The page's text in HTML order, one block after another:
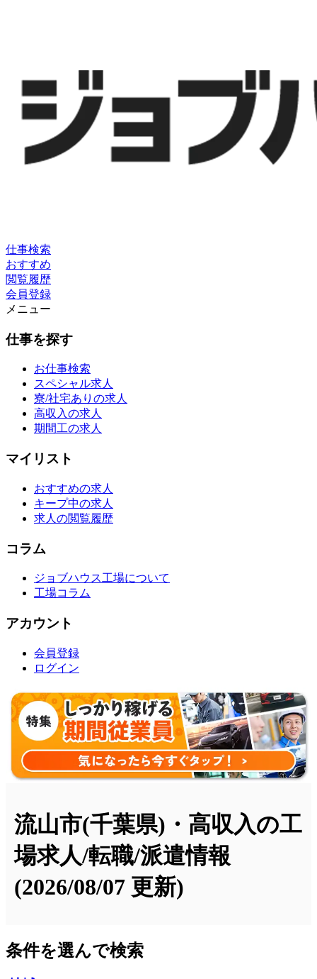
仕事検索
おすすめ
閲覧履歴
会員登録
メニュー
仕事を探す
お仕事検索
スペシャル求人
寮/社宅ありの求人
高収入の求人
期間工の求人
マイリスト
おすすめの求人
キープ中の求人
求人の閲覧履歴
コラム
ジョブハウス工場について
工場コラム
アカウント
会員登録
ログイン
流山市(千葉県)・高収入の工
場求人/転職/派遣情報
(2026/08/07 更新)
条件を選んで検索